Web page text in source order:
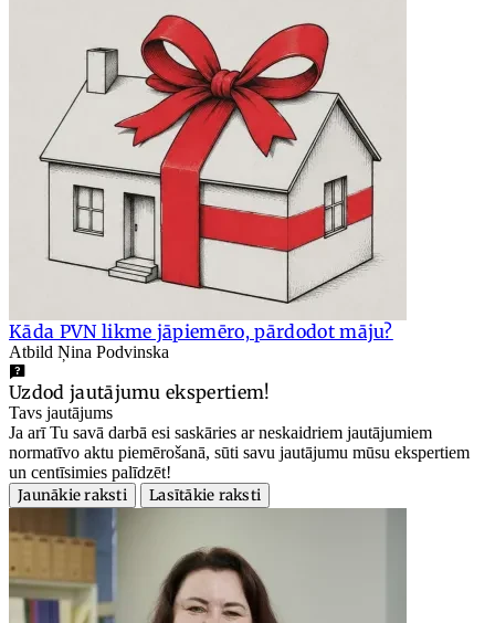
Kāda PVN likme jāpiemēro, pārdodot māju?
Atbild Ņina Podvinska
Uzdod jautājumu ekspertiem!
Tavs jautājums
Ja arī Tu savā darbā esi saskāries ar neskaidriem jautājumiem
normatīvo aktu piemērošanā, sūti savu jautājumu mūsu ekspertiem
un centīsimies palīdzēt!
Jaunākie raksti
Lasītākie raksti